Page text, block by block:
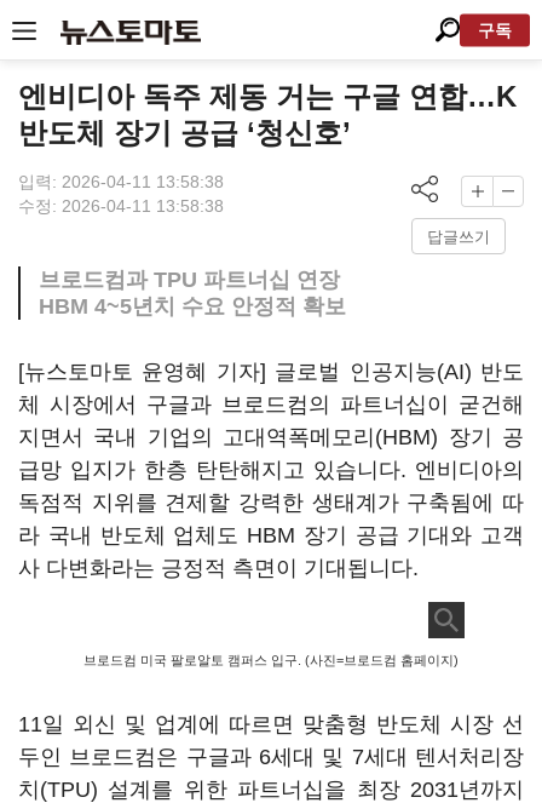
구독
엔비디아 독주 제동 거는 구글 연합…K
반도체 장기 공급 ‘청신호’
입력: 2026-04-11 13:58:38
수정: 2026-04-11 13:58:38
답글쓰기
브로드컴과 TPU 파트너십 연장
HBM 4~5년치 수요 안정적 확보
[뉴스토마토 윤영혜 기자] 글로벌 인공지능(AI) 반도
체 시장에서 구글과 브로드컴의 파트너십이 굳건해
지면서 국내 기업의 고대역폭메모리(HBM) 장기 공
급망 입지가 한층 탄탄해지고 있습니다. 엔비디아의
독점적 지위를 견제할 강력한 생태계가 구축됨에 따
라 국내 반도체 업체도 HBM 장기 공급 기대와 고객
사 다변화라는 긍정적 측면이 기대됩니다.
브로드컴 미국 팔로알토 캠퍼스 입구. (사진=브로드컴 홈페이지)
11일 외신 및 업계에 따르면 맞춤형 반도체 시장 선
두인 브로드컴은 구글과 6세대 및 7세대 텐서처리장
치(TPU) 설계를 위한 파트너십을 최장 2031년까지